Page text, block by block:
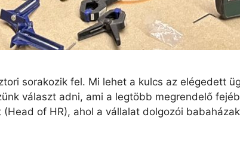
sorakozik fel. Mi lehet a kulcs az elégedett
választ adni, ami a legtöbb megrendelő
of HR), ahol a vállalat dolgozói